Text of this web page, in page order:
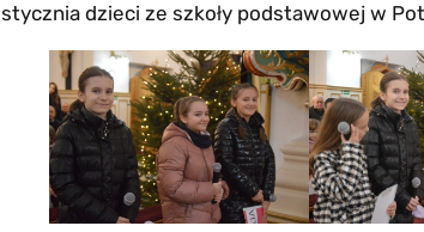
stycznia dzieci ze szkoły podstawowej w